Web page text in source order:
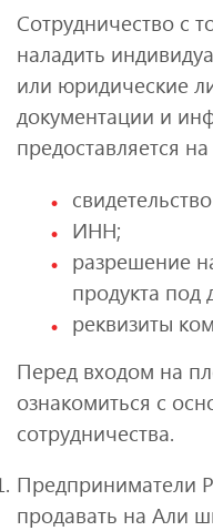
Сотрудничество с
наладить
или юридические
документации и
предоставляется
ИНН;
разрешение
продукта под
реквизиты
Перед входом на
ознакомиться с
сотрудничества.
Предприниматели
продавать на Али